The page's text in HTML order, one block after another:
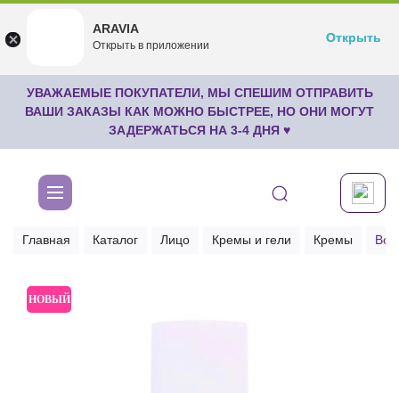
undefined
Бесплатноru.aravia.new
Открыть
УВАЖАЕМЫЕ ПОКУПАТЕЛИ, МЫ СПЕШИМ ОТПРАВИТЬ
ВАШИ ЗАКАЗЫ КАК МОЖНО БЫСТРЕЕ, НО ОНИ МОГУТ
ЗАДЕРЖАТЬСЯ НА 3-4 ДНЯ ♥
Главная Каталог Лицо Кремы и гели Кремы
НОВЫЙ
ARAVIA
Открыть в приложении
Открыть